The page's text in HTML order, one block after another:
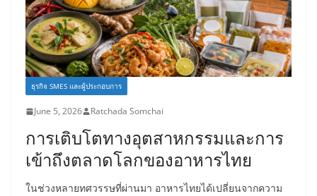
ธุรกิจ SMES และผู้ประกอบการ
June 5, 2026 Ratchada Somchai
การเติบโตทางอุตสาหกรรมและการ
เข้าถึงตลาดโลกของอาหารไทย
ในช่วงหลายทศวรรษที่ผ่านมา อาหารไทยได้เปลี่ยนจากความ